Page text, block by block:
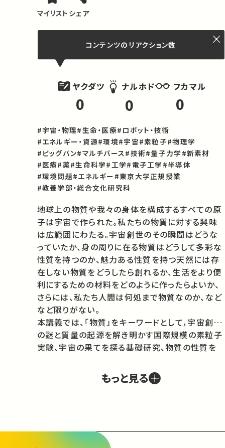
マイリスト シェア
コンテンツの リアクション数
ヤクダツ
0
ナルホド
0
フカマル
0
#宇宙・物理#生命・医療#ロボット・技術
#エネルギー・資源#環境#宇宙#素粒子#物理学
#ビッグバン#マルチバース#技術#量子力学 #新素材
#医療#薬#生命科学#工学#電子工学 #半導体
#環境問題#エネルギー #東京大学正規授業
#教養学部・総合文化研究科
地球上の物質や我々の身体を構成するすべての原
子は宇宙で作られた。私たちの物質に対する興味
は広範囲にわたる。宇宙創世のその瞬間はどうな
っていたか、身の周りに在る物質はどうして多彩な
性質を持つのか、魅力ある性質を持つ天然には存
在しない物質をどうしたら創れるか、生活をより便
利にするための材料をどのように作ったらよいか、
さらには、私たち人間は何処まで物質なのか、など
など限りがない。
本講義では、「物質」をキーワードとして，宇宙創世
の謎と質量の起源を解き明かす国際規模の素粒子
実験、宇宙の果てを探る基礎研究、物質の性質を
人のからだに作用する物質群と創薬研究，新たな
物質社会を切り拓いていく材料開発の世界を概説
本講義はきっと皆さんに新しい物質観をもたらす
もっと見る